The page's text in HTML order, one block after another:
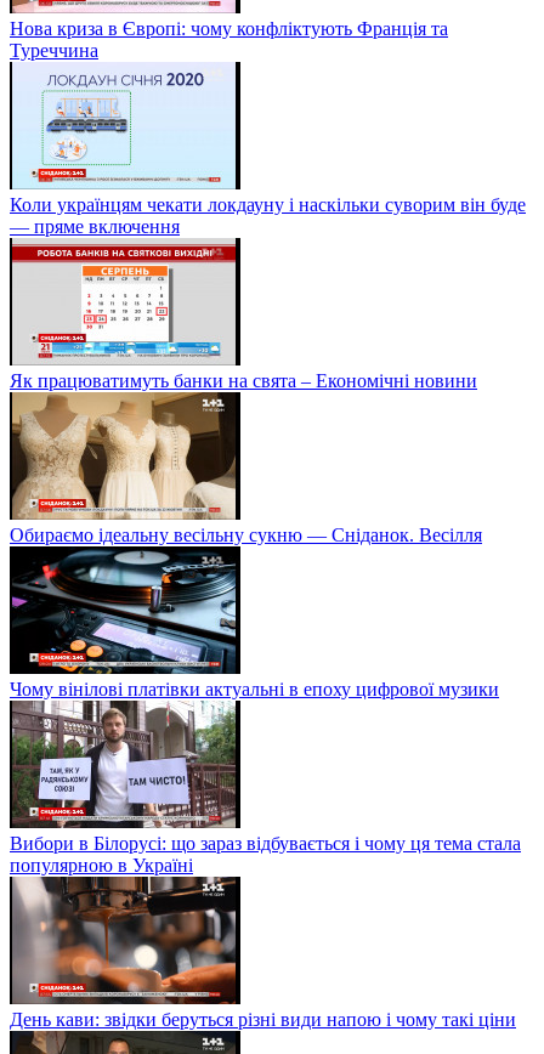
Нова криза в Європі: чому конфліктують Франція та
Туреччина
Коли українцям чекати локдауну і наскільки суворим він буде
— пряме включення
Як працюватимуть банки на свята – Економічні новини
Обираємо ідеальну весільну сукню — Сніданок. Весілля
Чому вінілові платівки актуальні в епоху цифрової музики
Вибори в Білорусі: що зараз відбувається і чому ця тема стала
популярною в Україні
День кави: звідки беруться різні види напою і чому такі ціни